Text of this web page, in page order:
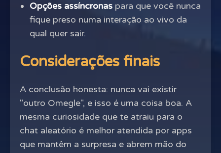
Opções assíncronas para que você nunca
fique preso numa interação ao vivo da
qual quer sair.
Considerações finais
A conclusão honesta: nunca vai existir
"outro Omegle", e isso é uma coisa boa. A
mesma curiosidade que te atraiu para o
chat aleatório é melhor atendida por apps
que mantêm a surpresa e abrem mão do